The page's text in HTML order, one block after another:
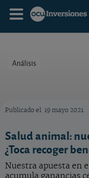
Análisis
Nuestra apuesta en el sector
Publicado el 19 mayo 2021
Salud animal:
¿Toca recoger
Nuestra apuesta en
acumula ganancias